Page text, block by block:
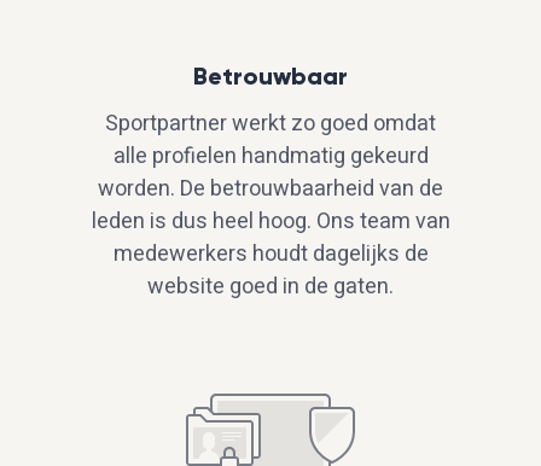
Betrouwbaar
Sportpartner werkt zo goed omdat
alle profielen handmatig gekeurd
worden. De betrouwbaarheid van de
leden is dus heel hoog. Ons team van
medewerkers houdt dagelijks de
website goed in de gaten.